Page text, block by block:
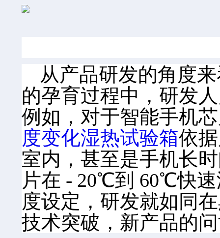
从产品研发的角度
的孕育过程中，研发
例如，对于智能手机
度变化湿热试验箱依
室内，甚至是手机长
片在 - 20℃到 60℃快
度设定，研发就如同
技术突破，新产品的